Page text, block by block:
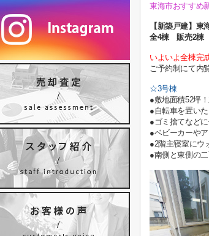
東海市おすすめ
【新築戸建】東
全4棟 販売2棟
いよいよ全棟完
ご予約制にて内
☆3号棟
●敷地面積52坪
●自転車を置い
●ゴミ捨てなど
●ベビーカーや
●2階主寝室にウ
●南側と東側の